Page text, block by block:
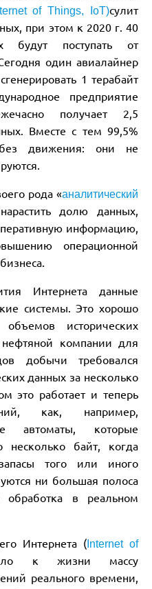
of Things, IoT)сулит
при этом к 2020 г. 40
будут поступать от
один авиалайнер
1 терабайт
предприятие
получает 2,5
Вместе с тем 99,5%
движения: они не
рода «аналитический
долю данных,
информацию,
операционной
Интернета данные
системы. Это хорошо
исторических
компании для
добычи требовался
данных за несколько
это работает и теперь
как, например,
автоматы, которые
несколько байт, когда
того или иного
ни большая полоса
обработка в реальном
Интернета ( Internet of
к жизни массу
реального времени,